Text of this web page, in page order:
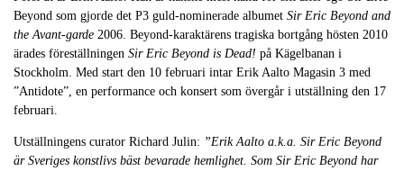
Beyond som gjorde det P3 guld-nominerade albumet Sir Eric Beyond and
the Avant-garde 2006. Beyond-karaktärens tragiska bortgång hösten 2010
ärades föreställningen Sir Eric Beyond is Dead! på Kägelbanan i
Stockholm. Med start den 10 februari intar Erik Aalto Magasin 3 med
”Antidote”, en performance och konsert som övergår i utställning den 17
februari.
Utställningens curator Richard Julin: ”Erik Aalto a.k.a. Sir Eric Beyond
är Sveriges konstlivs bäst bevarade hemlighet. Som Sir Eric Beyond har